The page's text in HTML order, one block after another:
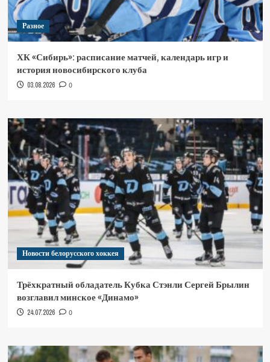
Разное
ХК «Сибирь»: расписание матчей, календарь игр и
история новосибирского клуба
03.08.2026 0
Новости белорусского хоккея
Трёхкратный обладатель Кубка Стэнли Сергей Брылин
возглавил минское «Динамо»
24.07.2026 0